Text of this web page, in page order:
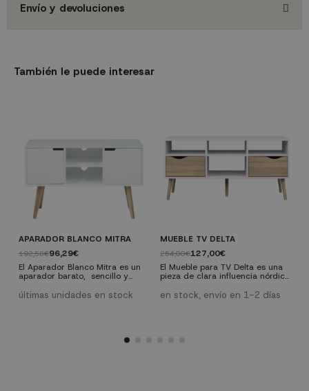
Envío y devoluciones
También le puede interesar
APARADOR BLANCO MITRA
192,58€96,29€
El Aparador Blanco Mitra es un
aparador barato, sencillo y
casi sin hacer ruido, la
un decoración de estilo nórdica
últimas unidades en stock
MUEBLE TV DELTA
254,00€127,00€
El Mueble para TV Delta es una
pieza de clara influencia nórdica
la madera, dos elementos
capitales en este estilo, con
en stock, envío en 1-2 días